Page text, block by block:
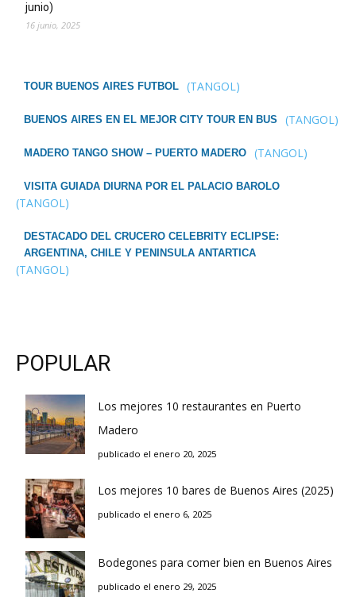
junio)
16 junio, 2025
TOUR BUENOS AIRES FUTBOL (TANGOL)
BUENOS AIRES EN EL MEJOR CITY TOUR EN BUS (TANGOL)
MADERO TANGO SHOW – PUERTO MADERO (TANGOL)
VISITA GUIADA DIURNA POR EL PALACIO BAROLO
(TANGOL)
DESTACADO DEL CRUCERO CELEBRITY ECLIPSE:
ARGENTINA, CHILE Y PENINSULA ANTARTICA
(TANGOL)
POPULAR
Los mejores 10 restaurantes en Puerto
Madero
publicado el enero 20, 2025
Los mejores 10 bares de Buenos Aires (2025)
publicado el enero 6, 2025
Bodegones para comer bien en Buenos Aires
publicado el enero 29, 2025